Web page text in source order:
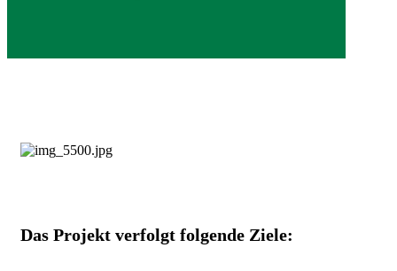
Das Projekt verfolgt folgende Ziele: